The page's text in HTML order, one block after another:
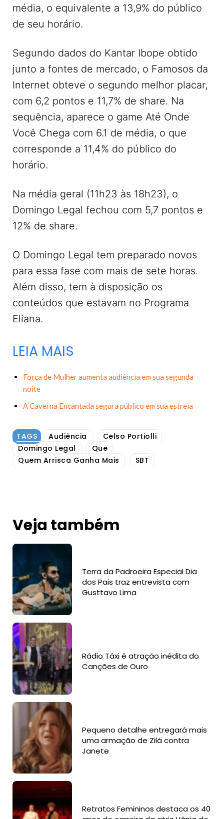
média, o equivalente a 13,9% do público
de seu horário.
Segundo dados do Kantar Ibope obtido
junto a fontes de mercado, o Famosos da
Internet obteve o segundo melhor placar,
com 6,2 pontos e 11,7% de share. Na
sequência, aparece o game Até Onde
Você Chega com 6.1 de média, o que
corresponde a 11,4% do público do
horário.
Na média geral (11h23 às 18h23), o
Domingo Legal fechou com 5,7 pontos e
12% de share.
O Domingo Legal tem preparado novos
para essa fase com mais de sete horas.
Além disso, tem à disposição os
conteúdos que estavam no Programa
Eliana.
LEIA MAIS
Força de Mulher aumenta audiência em sua segunda
noite
A Caverna Encantada segura público em sua estreia
TAGS Audiência
Celso Portiolli
Domingo Legal
Que
Quem Arrisca Ganha Mais
SBT
Veja também
Terra da Padroeira Especial Dia
dos Pais traz entrevista com
Gusttavo Lima
Rádio Táxi é atração inédita do
Canções de Ouro
Pequeno detalhe entregará mais
uma armação de Zilá contra
Janete
Retratos Femininos destaca os 40